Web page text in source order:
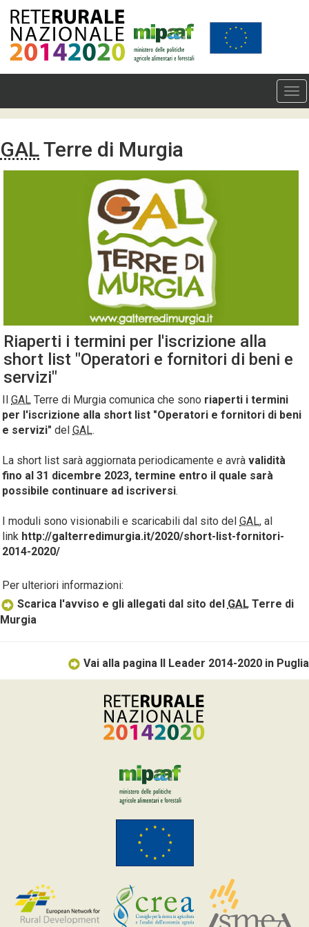
GALTerre di Murgia
Riaperti i termini per l'iscrizione alla
short list "Operatori e fornitori di beni e
servizi"
GAL Terre di Murgia comunica che sono riaperti i termini
per l'iscrizione alla short list "Operatori e fornitori di beni
e servizi" del GAL.
La short list sarà aggiornata periodicamente e avrà validità
fino al 31 dicembre 2023, termine entro il quale sarà
possibile continuare ad iscriversi.
I moduli sono visionabili e scaricabili dal sito del GAL, al
link http://galterredimurgia.it/2020/short-list-fornitori-
2014-2020/
Per ulteriori informazioni:
Scarica l'avviso e gli allegati dal sito del GALTerre di
Murgia
Vai alla pagina Il Leader 2014-2020 in Puglia